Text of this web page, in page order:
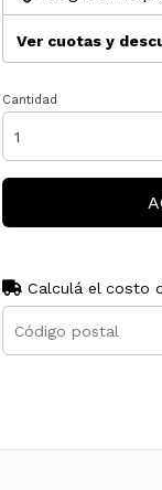
Ver cuotas y
Cantidad
Calculá el costo